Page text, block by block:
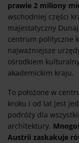
prawie 2 miliony
wschodniej części
majestatyczny
centrum polityczne
najważniejsze
ośrodkiem
akademickim kraju.
To położone w
kroku i od lat jest
podróży dla
architektury.
Austrii zaskakuje